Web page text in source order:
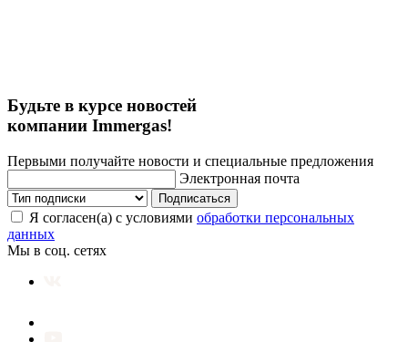
Будьте в курсе новостей
компании Immergas!
Первыми получайте новости и специальные предложения
Электронная почта
Подписаться
Я согласен(а) с условиями обработки персональных
данных
Мы в соц. сетях